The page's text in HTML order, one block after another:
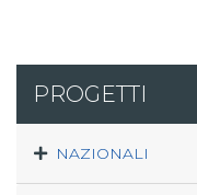
PROGETTI
NAZIONALI